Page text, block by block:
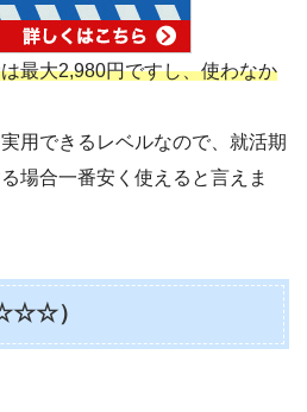
最大2,980円ですし、使わなか
用できるレベルなので、就活期
場合一番安く使えると言えま
）